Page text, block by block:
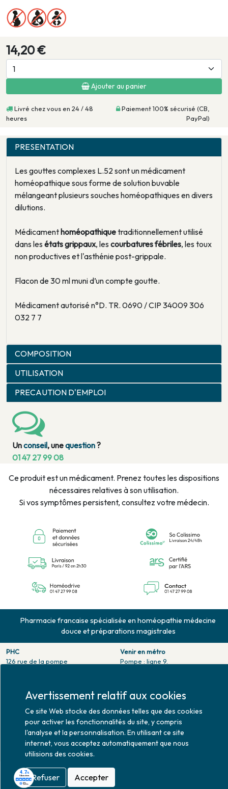
14,20 €
Ajouter au panier
Livré chez vous en 24 / 48
heures
Paiement 100% sécurisé (CB,
PayPal)
PRESENTATION
Les gouttes complexes L.52 sont un médicament
homéopathique sous forme de solution buvable
mélangeant plusieurs souches homéopathiques en divers
dilutions.
Médicamenthoméopathiquetraditionnellement utilisé
dans les états grippaux, les courbatures fébriles, les toux
non productives et l'asthénie post-grippale.
Flacon de 30 ml muni d’un compte goutte.
Médicament autorisé n°D. TR. 0690 / CIP 34009 306
032 7 7
COMPOSITION
UTILISATION
PRECAUTION D'EMPLOI
Unconseil, unequestion?
01 47 27 99 08
Ce produit est un médicament. Prenez toutes les dispositions
nécessaires relatives à son utilisation.
Si vos symptômes persistent, consultez votre médecin.
Pharmacie francaise spécialisée en homéopathie médecine
douce et préparations magistrales
PHC
126 rue de la pompe
Fax. 01 47 55 03 61
Horaires d'ouverture
Lundi : 10h30 - 20h00
Mardi au vendredi : 9h00 -
20h00
Samedi : 9h30 - 20h00
Venir en métro
Pompe : ligne 9.
Venir en bus
Jean Monet : ligne 52.
Avertissement relatif aux cookies
Ce site Web stocke des données telles que des cookies
pour activer les fonctionnalités du site, y compris
l'analyse et la personnalisation. En utilisant ce site
internet, vous acceptez automatiquement que nous
utilisions des cookies.
Refuser Accepter